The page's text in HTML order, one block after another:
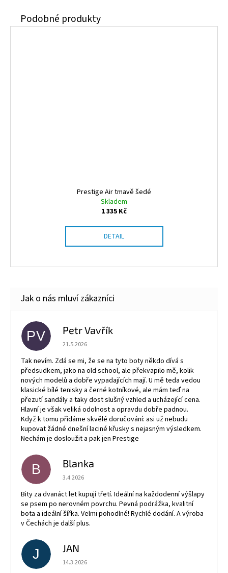
Prestige Air tmavě šedé
Skladem
1 335 Kč
DETAIL
PV Petr Vavřík
Hodnocení obchodu je 5 z 5 hvězdiček.
21.5.2026
Tak nevím. Zdá se mi, že se na tyto boty někdo dívá s
předsudkem, jako na old school, ale překvapilo mě, kolik
nových modelů a dobře vypadajících mají. U mě teda vedou
klasické bílé tenisky a černé kotníkové, ale mám teď na
přezutí sandály a taky dost slušný vzhled a ucházející cena.
Hlavní je však veliká odolnost a opravdu dobře padnou.
Když k tomu přidáme skvělé doručování: asi už nebudu
kupovat žádné dnešní laciné křusky s nejasným výsledkem.
Nechám je dosloužit a pak jen Prestige
B Blanka
Hodnocení obchodu je 5 z 5 hvězdiček.
3.4.2026
Bity za dvanáct let kupují třetí. Ideální na každodenní výšlapy
se psem po nerovném povrchu. Pevná podrážka, kvalitní
bota a ideální šířka. Velmi pohodlné! Rychlé dodání. A výroba
v Čechách je další plus.
J JAN
Hodnocení obchodu je 5 z 5 hvězdiček.
14.3.2026